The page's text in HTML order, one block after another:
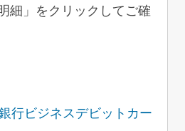
細」をクリックしてご確
行ビジネスデビットカー